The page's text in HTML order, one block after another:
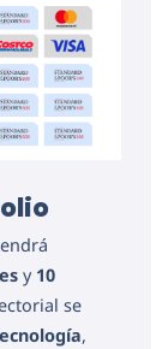
y 10
se
,